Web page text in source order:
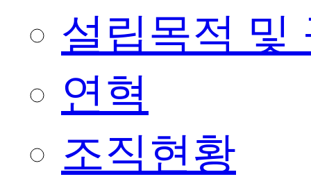
설립목적 및
연혁
조직현황